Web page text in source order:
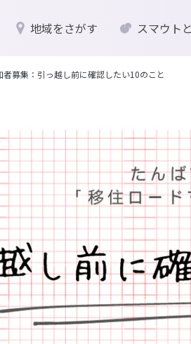
地域をさがす スマウト
募集：引っ越し前に確認したい10のこと